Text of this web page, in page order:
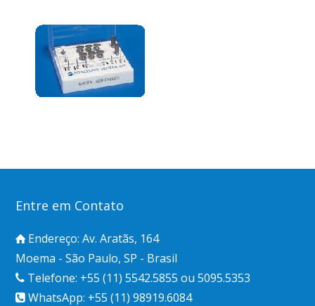
Entre em Contato
Endereço: Av. Aratãs, 164
Moema - São Paulo, SP - Brasil
Telefone: +55 (11) 5542.5855 ou 5095.5353
WhatsApp: +55 (11) 98919.6084